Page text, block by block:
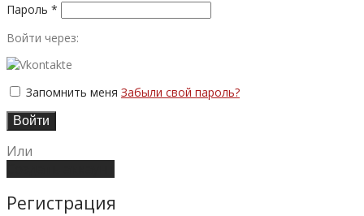
Пароль *
Войти через:
Запомнить меня Забыли свой пароль?
Войти
Или
Регистрация